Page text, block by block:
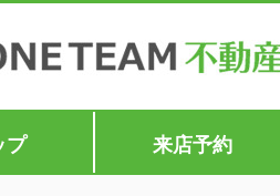
プ 来店予約